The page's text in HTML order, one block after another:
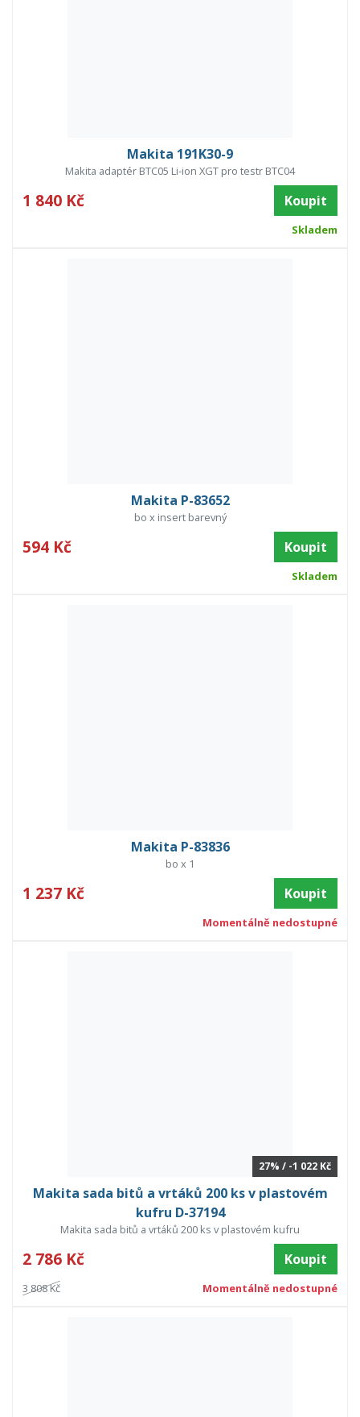
Makita 191K30-9
Makita adaptér BTC05 Li-ion XGT pro testr BTC04
1 840 Kč Koupit
Skladem
Makita P-83652
bo x insert barevný
594 Kč Koupit
Skladem
Makita P-83836
bo x 1
1 237 Kč Koupit
Momentálně nedostupné
27% / -1 022 Kč
Makita sada bitů a vrtáků 200 ks v plastovém
kufru D-37194
Makita sada bitů a vrtáků 200 ks v plastovém kufru
2 786 Kč Koupit
3 808 Kč Momentálně nedostupné